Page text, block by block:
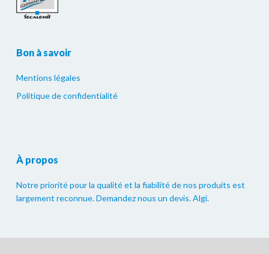
Bon à savoir
Mentions légales
Politique de confidentialité
À propos
Notre priorité pour la qualité et la fiabilité de nos produits est
largement reconnue. Demandez nous un devis. Algi.